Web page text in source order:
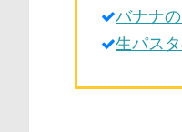
バナナ
生パス